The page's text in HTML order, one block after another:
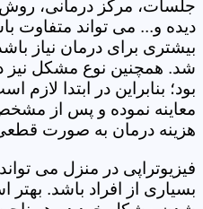
جلسات، مرکز درمانی، روش
دیده و... می تواند متفاوت
بیشتری برای درمان نیاز
شد. همچنین نوع مشکل نیز
بود؛ بنابراین در ابتدا
معاینه نموده و پس از
هزینه درمان به صورت
فیزیوتراپی در منزل می
بسیاری از افراد باشد.